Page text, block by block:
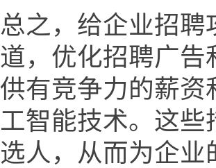
总之，给企业招
道，优化招聘广
供有竞争力的薪
工智能技术。这
选人，从而为企